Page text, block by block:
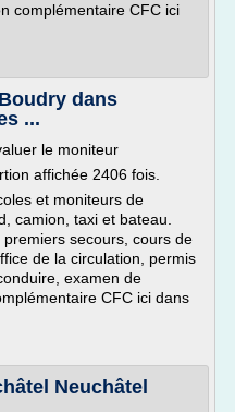
complémentaire CFC ici
dans
...
le moniteur
affichée 2406 fois.
et moniteurs de
camion, taxi et bateau.
secours, cours de
de la circulation, permis
examen de
CFC ici dans
Neuchâtel